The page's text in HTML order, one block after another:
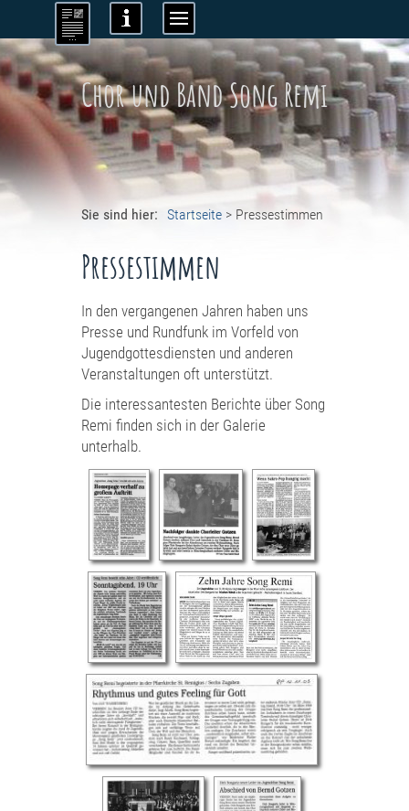
Chor und Band Song Remi
Sie sind hier: Startseite > Pressestimmen
Pressestimmen
In den vergangenen Jahren haben uns
Presse und Rundfunk im Vorfeld von
Jugendgottesdiensten und anderen
Veranstaltungen oft unterstützt.
Die interessantesten Berichte über Song
Remi finden sich in der Galerie
unterhalb.